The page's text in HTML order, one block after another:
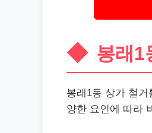
봉래1
봉래1동 상가 철
양한 요인에 따라